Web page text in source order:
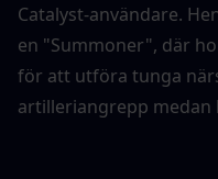
Catalyst-användare.
en "Summoner", där
för att utföra tunga
artilleriangrepp